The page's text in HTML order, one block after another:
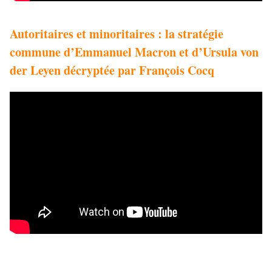
Autoritaires et minoritaires : la stratégie
commune d’Emmanuel Macron et d’Ursula von
der Leyen décryptée par François Cocq